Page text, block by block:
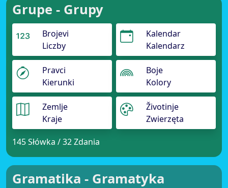
Grupe - Grupy
Brojevi
Liczby
Kalendar
Kalendarz
Pravci
Kierunki
Boje
Kolory
Zemlje
Kraje
Životinje
Zwierzęta
145 Słówka / 32 Zdania
Gramatika - Gramatyka